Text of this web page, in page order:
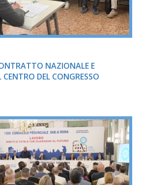
NAZIONALE E
DEL CONGRESSO